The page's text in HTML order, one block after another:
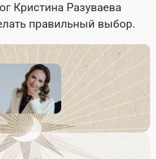
Кристина Разуваева
правильный выбор.